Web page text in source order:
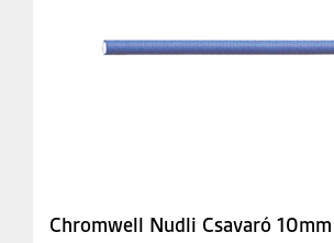
Chromwell Nudli Csavaró